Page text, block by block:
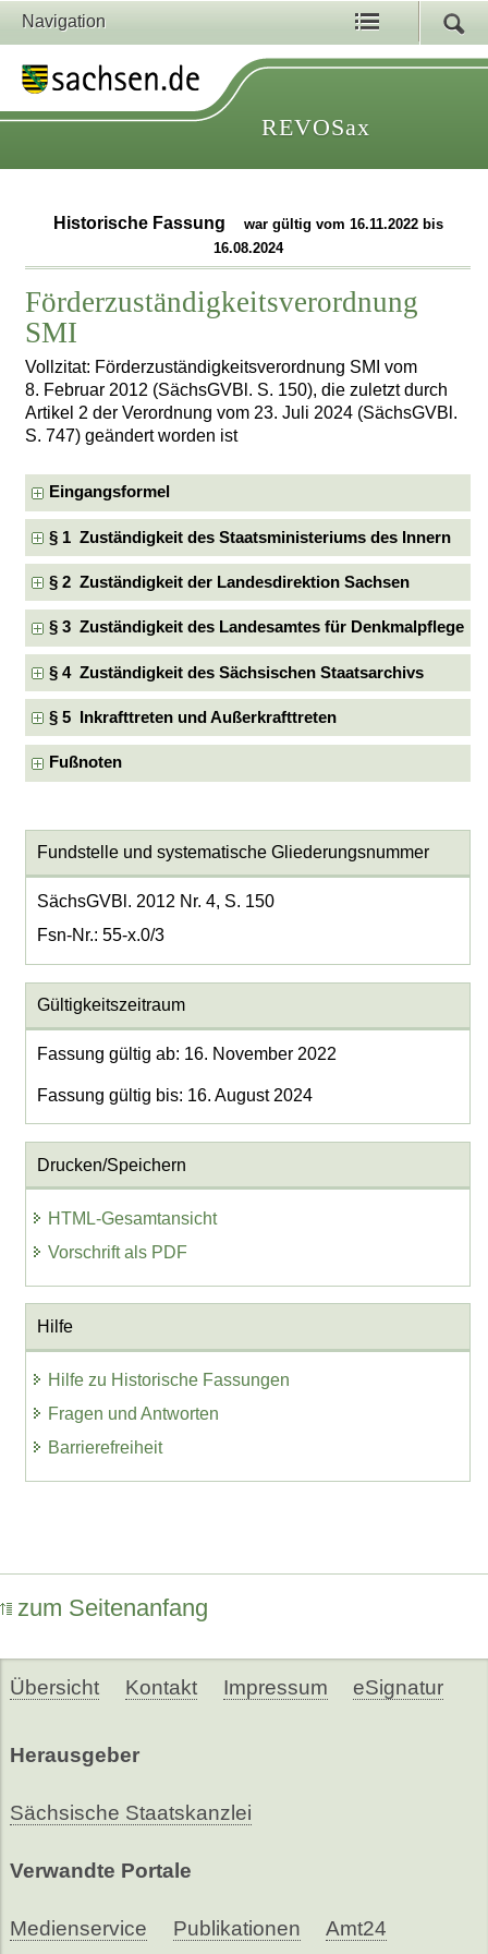
Navigation
REVOSax
Historische Fassung
war gültig vom 16.11.2022 bis
16.08.2024
Förderzuständigkeitsverordnung
SMI
Vollzitat: Förderzuständigkeitsverordnung SMI vom
8. Februar 2012 (SächsGVBl. S. 150), die zuletzt durch
Artikel 2 der Verordnung vom 23. Juli 2024 (SächsGVBl.
S. 747) geändert worden ist
Eingangsformel
§ 1 Zuständigkeit des Staatsministeriums des Innern
§ 2 Zuständigkeit der Landesdirektion Sachsen
§ 3 Zuständigkeit des Landesamtes für Denkmalpflege
§ 4 Zuständigkeit des Sächsischen Staatsarchivs
§ 5 Inkrafttreten und Außerkrafttreten
Fußnoten
Fundstelle und systematische Gliederungsnummer
SächsGVBl. 2012 Nr. 4, S. 150
Fsn-Nr.: 55-x.0/3
Gültigkeitszeitraum
Fassung gültig ab: 16. November 2022
Fassung gültig bis: 16. August 2024
Drucken/Speichern
HTML-Gesamtansicht
Vorschrift als PDF
Hilfe
Hilfe zu Historische Fassungen
Fragen und Antworten
Barrierefreiheit
zum Seitenanfang
Übersicht Kontakt Impressum eSignatur
Herausgeber
Sächsische Staatskanzlei
Verwandte Portale
Medienservice Publikationen Amt24